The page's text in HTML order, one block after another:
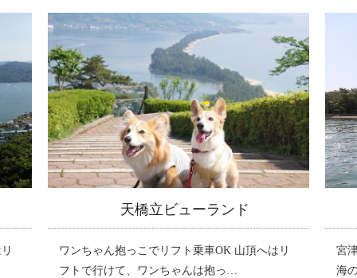
天橋立観光船
宮津～天橋立～一の宮間を運航する観光船は、
海の京都・天橋立観光には欠かせない海上…
ワ
フ